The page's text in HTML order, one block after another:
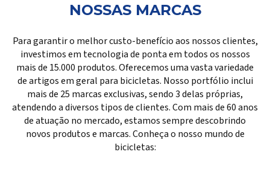
NOSSAS MARCAS
Para garantir o melhor custo-benefício aos nossos clientes,
investimos em tecnologia de ponta em todos os nossos
mais de 15.000 produtos. Oferecemos uma vasta variedade
de artigos em geral para bicicletas. Nosso portfólio inclui
mais de 25 marcas exclusivas, sendo 3 delas próprias,
atendendo a diversos tipos de clientes. Com mais de 60 anos
de atuação no mercado, estamos sempre descobrindo
novos produtos e marcas. Conheça o nosso mundo de
bicicletas: